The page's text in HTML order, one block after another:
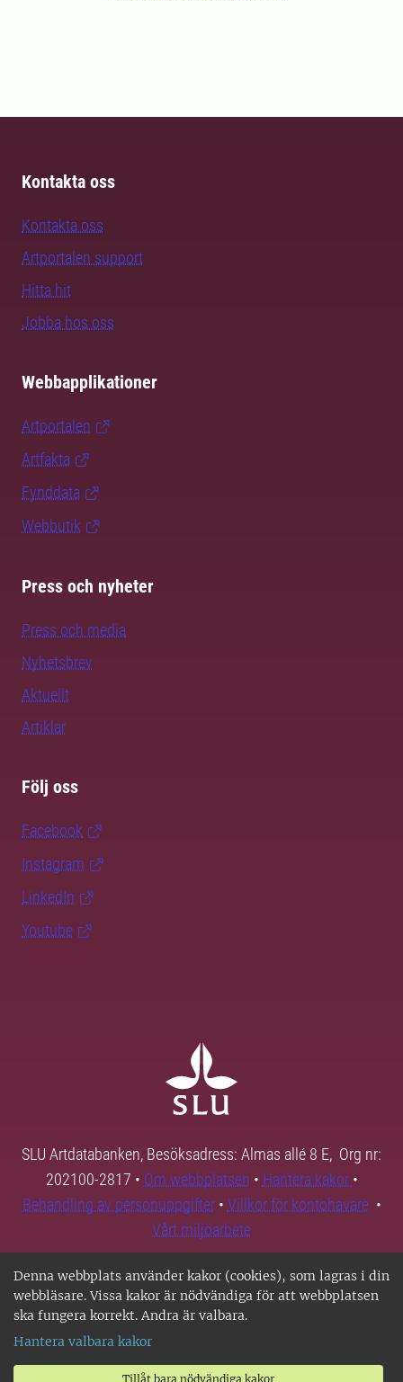
Denna webbplats använder kakor (cookies), som lagras i din
webbläsare. Vissa kakor är nödvändiga för att webbplatsen
ska fungera korrekt. Andra är valbara.
Hantera valbara kakor
Tillåt bara nödvändiga kakor
Kontakta oss
Kontakta oss
Artportalen support
Hitta hit
Jobba hos oss
Webbapplikationer
Artportalen
Artfakta
Fynddata
Webbutik
Press och nyheter
Press och media
Nyhetsbrev
Aktuellt
Artiklar
Följ oss
Facebook
Instagram
LinkedIn
Youtube
SLU Artdatabanken, Besöksadress: Almas allé 8 E, Org nr:
202100-2817 • Om webbplatsen • Hantera kakor •
Behandling av personuppgifter• Villkor för kontohavare•
Vårt miljöarbete